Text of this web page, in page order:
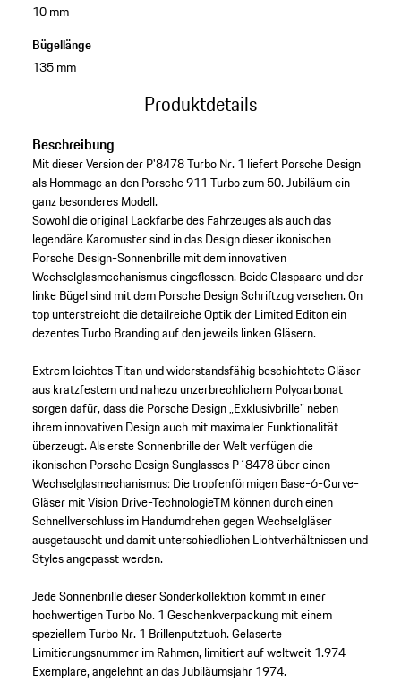
10 mm
Bügellänge
135 mm
Produktdetails
Beschreibung
Mit dieser Version der P'8478 Turbo Nr. 1 liefert Porsche Design
als Hommage an den Porsche 911 Turbo zum 50. Jubiläum ein
ganz besonderes Modell.
Sowohl die original Lackfarbe des Fahrzeuges als auch das
legendäre Karomuster sind in das Design dieser ikonischen
Porsche Design-Sonnenbrille mit dem innovativen
Wechselglasmechanismus eingeflossen. Beide Glaspaare und der
linke Bügel sind mit dem Porsche Design Schriftzug versehen. On
top unterstreicht die detailreiche Optik der Limited Editon ein
dezentes Turbo Branding auf den jeweils linken Gläsern.
Extrem leichtes Titan und widerstandsfähig beschichtete Gläser
aus kratzfestem und nahezu unzerbrechlichem Polycarbonat
sorgen dafür, dass die Porsche Design „Exklusivbrille" neben
ihrem innovativen Design auch mit maximaler Funktionalität
überzeugt. Als erste Sonnenbrille der Welt verfügen die
ikonischen Porsche Design Sunglasses P´8478 über einen
Wechselglasmechanismus: Die tropfenförmigen Base-6-Curve-
Gläser mit Vision Drive-TechnologieTM können durch einen
Schnellverschluss im Handumdrehen gegen Wechselgläser
ausgetauscht und damit unterschiedlichen Lichtverhältnissen und
Styles angepasst werden.
Jede Sonnenbrille dieser Sonderkollektion kommt in einer
hochwertigen Turbo No. 1 Geschenkverpackung mit einem
speziellem Turbo Nr. 1 Brillenputztuch. Gelaserte
Limitierungsnummer im Rahmen, limitiert auf weltweit 1.974
Exemplare, angelehnt an das Jubiläumsjahr 1974.